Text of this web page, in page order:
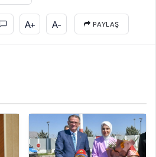
A+ A- PAYLAŞ